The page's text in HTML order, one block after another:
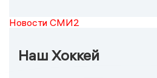
Новости СМИ2
Наш Хоккей